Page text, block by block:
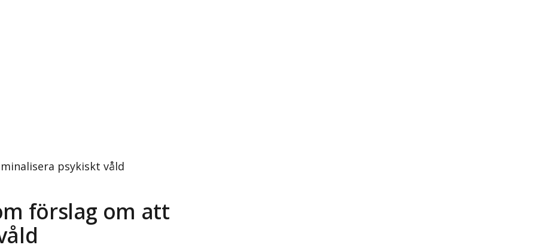
psykiskt våld
förslag om att